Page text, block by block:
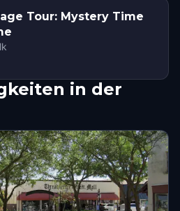
Tour: Mystery Time
in der